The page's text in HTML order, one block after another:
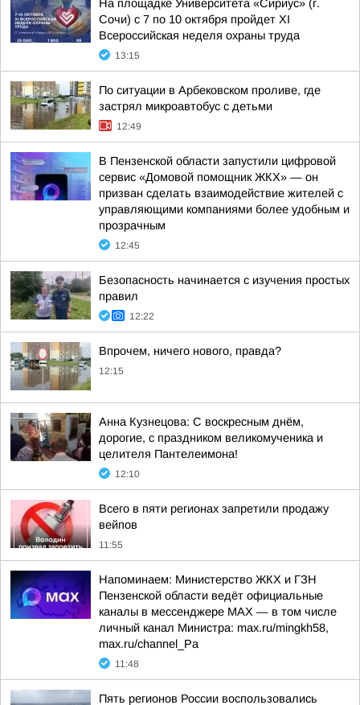
На площадке Университета «Сириус» (г.
Сочи) с 7 по 10 октября пройдет XI
Всероссийская неделя охраны труда
13:15
По ситуации в Арбековском проливе, где
застрял микроавтобус с детьми
12:49
В Пензенской области запустили цифровой
сервис «Домовой помощник ЖКХ» — он
призван сделать взаимодействие жителей с
управляющими компаниями более удобным и
прозрачным
12:45
Безопасность начинается с изучения простых
правил
12:22
Впрочем, ничего нового, правда?
12:15
Анна Кузнецова: С воскресным днём,
дорогие, с праздником великомученика и
целителя Пантелеимона!
12:10
Всего в пяти регионах запретили продажу
вейпов
11:55
Напоминаем: Министерство ЖКХ и ГЗН
Пензенской области ведёт официальные
каналы в мессенджере МАХ — в том числе
личный канал Министра: max.ru/mingkh58,
max.ru/channel_Pa
11:48
Пять регионов России воспользовались